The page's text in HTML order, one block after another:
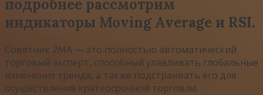
подробнее рассмотрим
индикаторы Moving Average и RSI.
Советник 2MA — это полностью автоматический
торговый эксперт, способный улавливать глобальные
изменения тренда, а также подстраивать его для
осуществления краткосрочной торговли.